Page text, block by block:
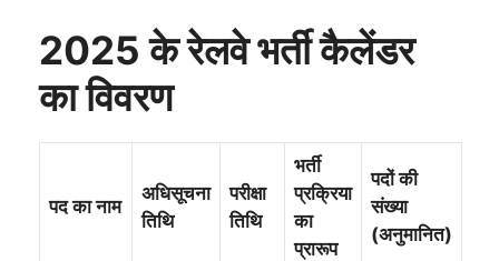
2025 के रेलवे भर्ती कैलेंडर
का विवरण
पद का नाम
अधिसूचना
तिथि
परीक्षा
तिथि
भर्ती
प्रक्रिया
का
प्रारूप
पदों की
संख्या
(अनुमानित)